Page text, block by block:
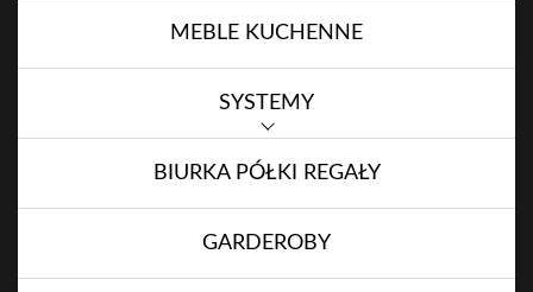
MEBLE KUCHENNE
SYSTEMY
BIURKA PÓŁKI REGAŁY
GARDEROBY